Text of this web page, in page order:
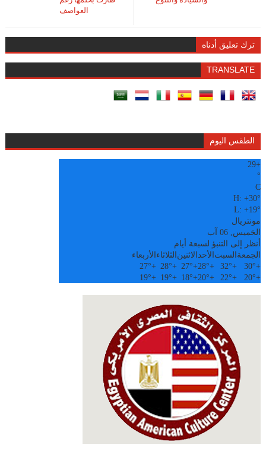
العواصف
ترك تعليق أدناه
TRANSLATE
الطقس اليوم
+
29
°
C
H:+30°
L:+19°
مونتريال
الخميس, 06 آب
أنظر إلى التنبؤ لسبعة أيام
الجمعة السبت الأحدالاثنين الثلاثاء الأربعاء
+
30°
+
32°
+
28°
+
27°
+
28°
+
27°
+
20°
+
22°
+
20°
+
18°
+
19°
+
19°